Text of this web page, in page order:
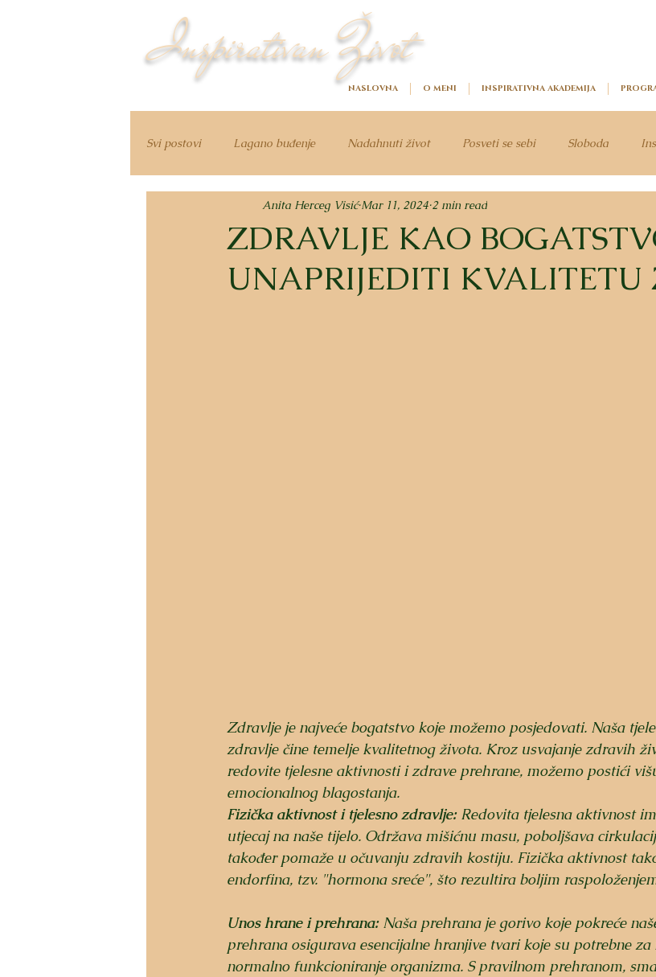
Inspirativan Život
NASLOVNA O MENI INSPIRATIVNA AKADEMIJA
Svi postovi Lagano buđenje Nadahnuti život Posveti se sebi Sloboda
ZDRAVLJE KAO
UNAPRIJEDITI KVALITETU
Anita Herceg Visić Mar 11, 2024 2 min read
Zdravlje je najveće bogatstvo koje možemo posjedovati. Naša
zdravlje čine temelje kvalitetnog života. Kroz usvajanje zdravih
redovite tjelesne aktivnosti i zdrave prehrane, možemo postići
emocionalnog blagostanja.
Fizička aktivnost i tjelesno zdravlje: Redovita tjelesna aktivnost
utjecaj na naše tijelo. Održava mišićnu masu, poboljšava
također pomaže u očuvanju zdravih kostiju. Fizička aktivnost
endorfina, tzv. "hormona sreće", što rezultira boljim
Unos hrane i prehrana: Naša prehrana je gorivo koje pokreće
prehrana osigurava esencijalne hranjive tvari koje su potrebne
normalno funkcioniranje organizma. S pravilnom prehranom,